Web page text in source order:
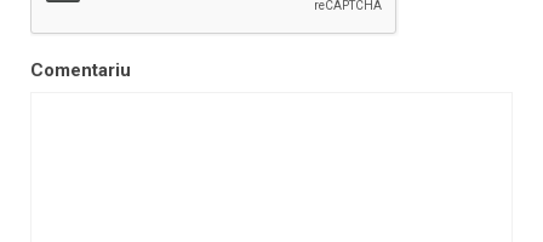
Comentariu